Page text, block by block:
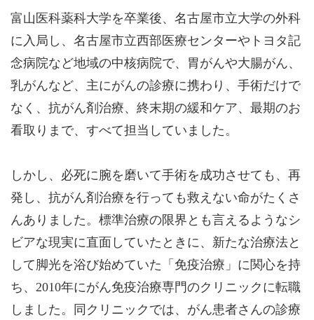
富山医科薬科大学を卒業後、名古屋市立大学の外科
に入局し、名古屋市立西部医療センターやトヨタ記
念病院など地域の中核病院で、胃がんや大腸がん、
乳がんなど、主にがんの診療に携わり、手術だけで
なく、抗がん剤治療、終末期の緩和ケア、最期のお
看取りまで、すべて担当していました。
しかし、必死に腕を磨いて手術を成功させても、再
発し、抗がん剤治療を行っても救えない命がたくさ
んありました。標準治療の限界とも言えるようなシ
ビアな現実に直面していたときに、新たな治療法と
して脚光を浴び始めていた「免疫治療」に関心を持
ち、2010年にがん免疫治療専門のクリニックに転職
しました。同クリニックでは、がん患者さんの診療